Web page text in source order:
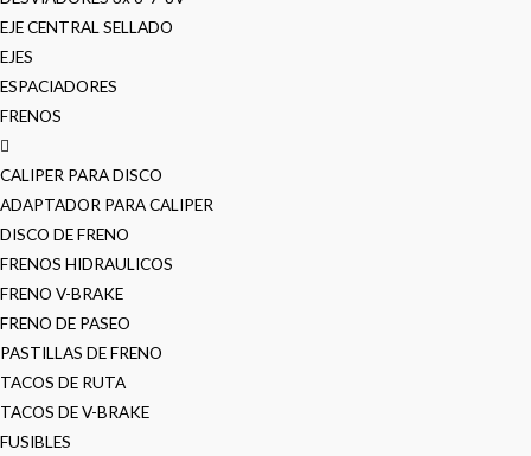
EJE CENTRAL SELLADO
EJES
ESPACIADORES
FRENOS
CALIPER PARA DISCO
ADAPTADOR PARA CALIPER
DISCO DE FRENO
FRENOS HIDRAULICOS
FRENO V-BRAKE
FRENO DE PASEO
PASTILLAS DE FRENO
TACOS DE RUTA
TACOS DE V-BRAKE
FUSIBLES